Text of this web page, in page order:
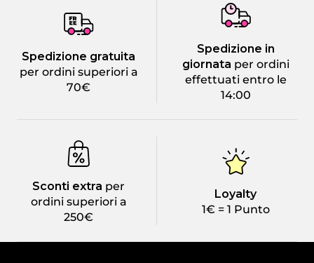
Spedizione gratuita
per ordini superiori a
70€
Spedizione in
giornata per ordini
effettuati entro le
14:00
Sconti extra per
ordini superiori a
250€
Loyalty
1€ = 1 Punto